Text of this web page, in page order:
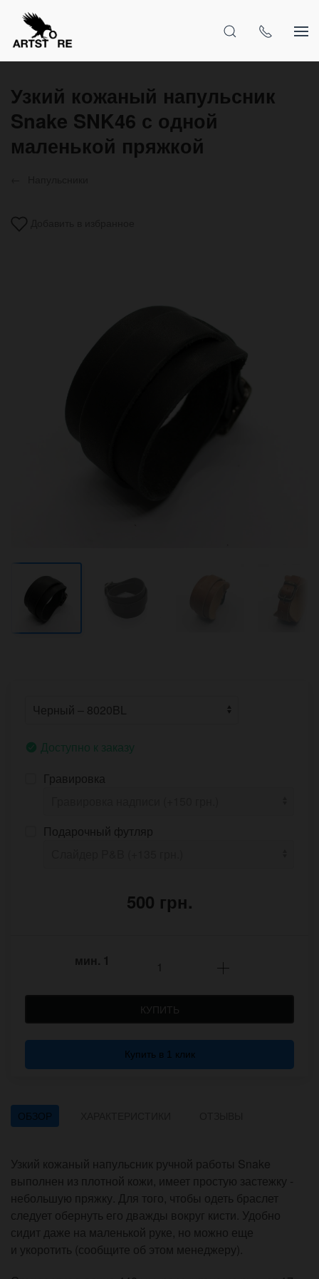
Узкий кожаный напульсник
Snake SNK46 с одной
маленькой пряжкой
Доступно к заказу
Гравировка
Подарочный футляр
500 грн.
мин. 1
КУПИТЬ
Купить в 1 клик
ОБЗОР
Узкий кожаный напульсник ручной работы Snake
выполнен из плотной кожи, имеет простую застежку -
небольшую пряжку. Для того, чтобы одеть браслет
следует обернуть его дважды вокруг кисти. Удобно
сидит даже на маленькой руке, но можно еще
и укоротить (сообщите об этом менеджеру).